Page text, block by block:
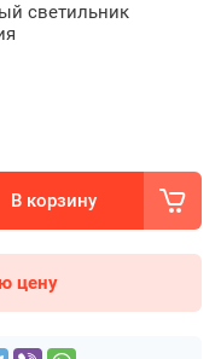
светильник
В корзину
цену